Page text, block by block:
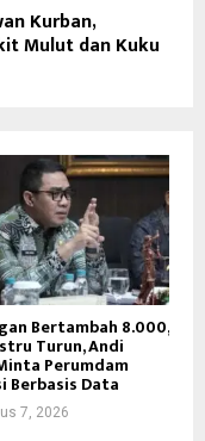
Kurban,
Mulut dan Kuku
Bertambah 8.000,
Turun, Andi
Perumdam
Berbasis Data
7, 2026